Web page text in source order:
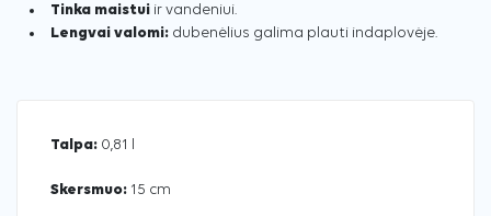
Tinka maistui ir vandeniui.
Lengvai valomi: dubenėlius galima plauti indaplovėje.
Talpa: 0,81 l
Skersmuo: 15 cm